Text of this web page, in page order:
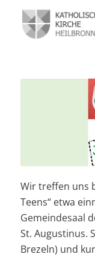
Wir treffen uns
Teens“ etwa
Gemeindesaal
St. Augustinus.
Brezeln) und